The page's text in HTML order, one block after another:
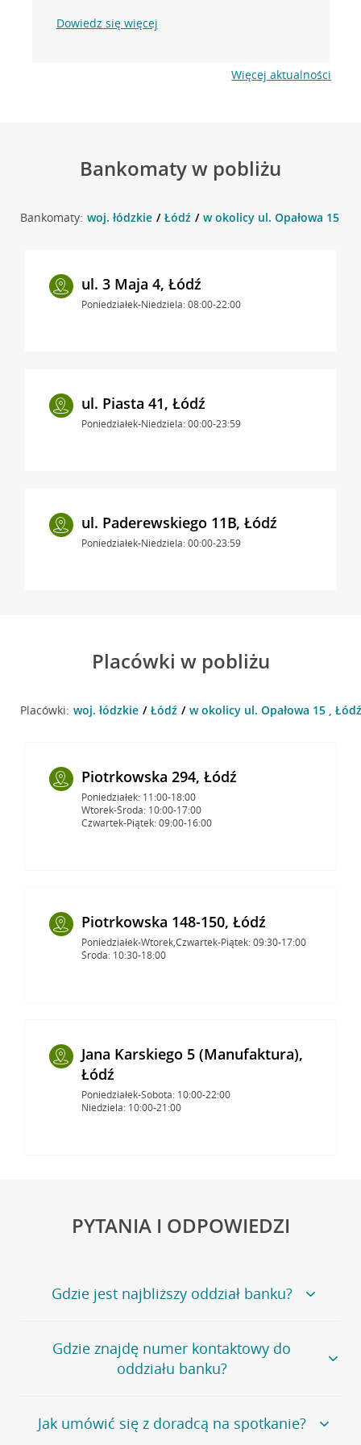
Dowiedz się więcej
Więcej aktualności
Bankomaty w pobliżu
Bankomaty: woj. łódzkie Łódź w okolicy ul. Opałowa 15 ,
ul. 3 Maja 4, Łódź
Poniedziałek-Niedziela: 08:00-22:00
ul. Piasta 41, Łódź
Poniedziałek-Niedziela: 00:00-23:59
ul. Paderewskiego 11B, Łódź
Poniedziałek-Niedziela: 00:00-23:59
Placówki w pobliżu
Placówki: woj. łódzkie Łódź w okolicy ul. Opałowa 15 , Łódź
Piotrkowska 294, Łódź
Poniedziałek: 11:00-18:00
Wtorek-Środa: 10:00-17:00
Czwartek-Piątek: 09:00-16:00
Piotrkowska 148-150, Łódź
Poniedziałek-Wtorek,Czwartek-Piątek: 09:30-17:00
Środa: 10:30-18:00
Jana Karskiego 5 (Manufaktura),
Łódź
Poniedziałek-Sobota: 10:00-22:00
Niedziela: 10:00-21:00
PYTANIA I ODPOWIEDZI
Gdzie jest najbliższy oddział banku?
Jeśli szukasz oddziału naszego banku, zapraszamy na
stronęPlacówki i bankomaty, na której znajduje się
wygodna wyszukiwarka.
oddziałów
Gdzie znajdę numer kontaktowy do
oddziału banku?
Bank Credit Agricole nie udostępnia ogólnego numeru
telefonu do placówki bankowej.
Jak umówić się z doradcą na spotkanie?